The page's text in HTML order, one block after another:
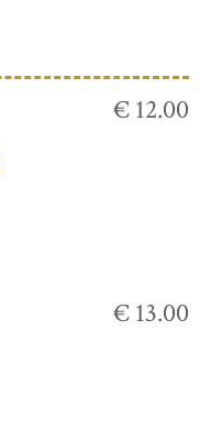
€ 12.00
€ 13.00